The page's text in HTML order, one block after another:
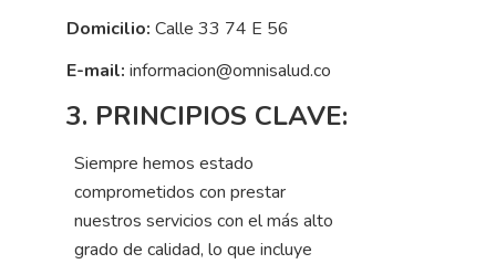
Domicilio: Calle 33 74 E 56
E-mail: informacion@omnisalud.co
3. PRINCIPIOS CLAVE:
Siempre hemos estado
comprometidos con prestar
nuestros servicios con el más alto
grado de calidad, lo que incluye